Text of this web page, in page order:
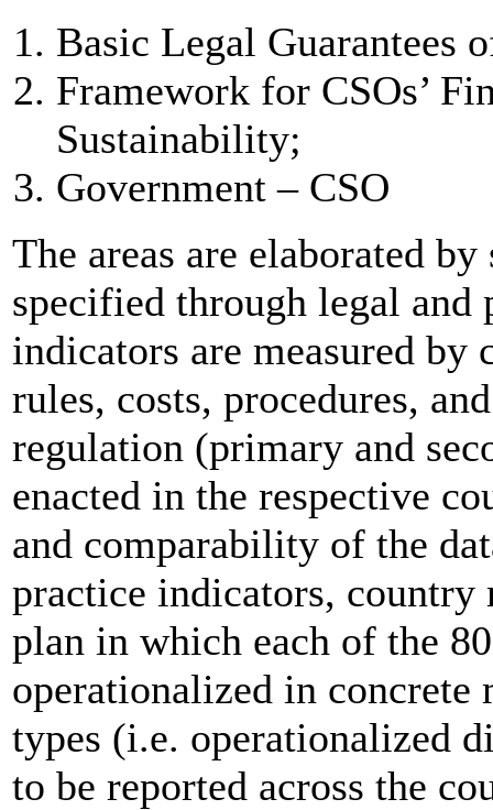
Basic Legal Guarantees
Framework for CSOs’
Sustainability;
Government – CSO
The areas are elaborated
specified through legal
indicators are measured by
rules, costs, procedures,
regulation (primary and
enacted in the respective
and comparability of the
practice indicators, country
plan in which each of the
operationalized in concrete
types (i.e. operationalized
to be reported across the